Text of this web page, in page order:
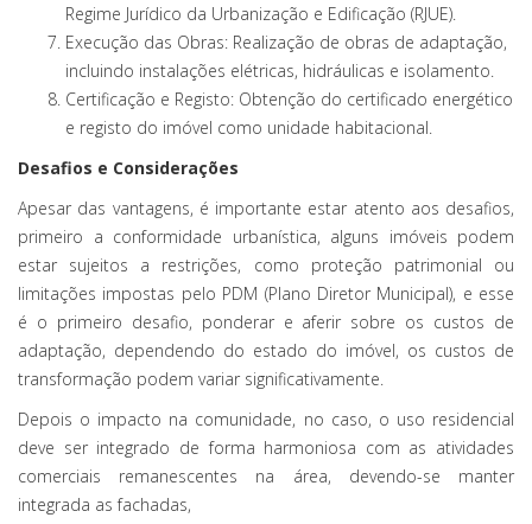
Regime Jurídico da Urbanização e Edificação (RJUE).
Execução das Obras: Realização de obras de adaptação,
incluindo instalações elétricas, hidráulicas e isolamento.
Certificação e Registo: Obtenção do certificado energético
e registo do imóvel como unidade habitacional.
Desafios e Considerações
Apesar das vantagens, é importante estar atento aos desafios,
primeiro a conformidade urbanística, alguns imóveis podem
estar sujeitos a restrições, como proteção patrimonial ou
limitações impostas pelo PDM (Plano Diretor Municipal), e esse
é o primeiro desafio, ponderar e aferir sobre os custos de
adaptação, dependendo do estado do imóvel, os custos de
transformação podem variar significativamente.
Depois o impacto na comunidade, no caso, o uso residencial
deve ser integrado de forma harmoniosa com as atividades
comerciais remanescentes na área, devendo-se manter
integrada as fachadas,